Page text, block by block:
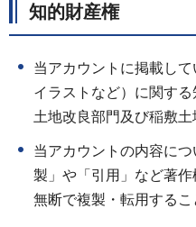
知的財産権
当アカウントに掲載して
イラストなど）に関す
土地改良部門及び稲敷土
当アカウントの内容に
製」や「引用」など著作
無断で複製・転用するこ